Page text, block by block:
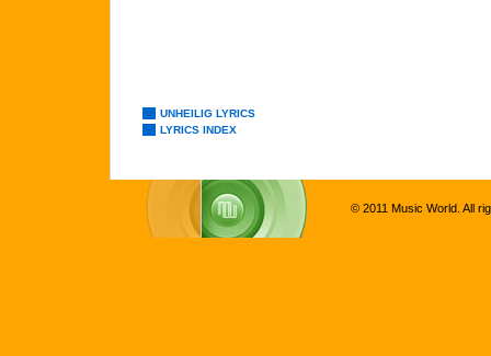
UNHEILIG LYRICS
LYRICS INDEX
© 2011 Music World. All